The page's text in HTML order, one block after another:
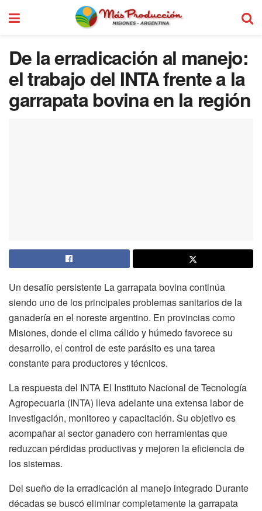
De la erradicación al manejo:
el trabajo del INTA frente a la
garrapata bovina en la región
Un desafío persistente La garrapata bovina continúa
siendo uno de los principales problemas sanitarios de la
ganadería en el noreste argentino. En provincias como
Misiones, donde el clima cálido y húmedo favorece su
desarrollo, el control de este parásito es una tarea
constante para productores y técnicos.
La respuesta del INTA El Instituto Nacional de Tecnología
Agropecuaria (INTA) lleva adelante una extensa labor de
investigación, monitoreo y capacitación. Su objetivo es
acompañar al sector ganadero con herramientas que
reduzcan pérdidas productivas y mejoren la eficiencia de
los sistemas.
Del sueño de la erradicación al manejo integrado Durante
décadas se buscó eliminar completamente la garrapata